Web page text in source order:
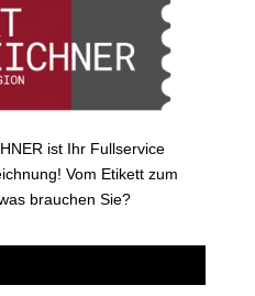
ist Ihr Fullservice
Vom Etikett zum
brauchen Sie?